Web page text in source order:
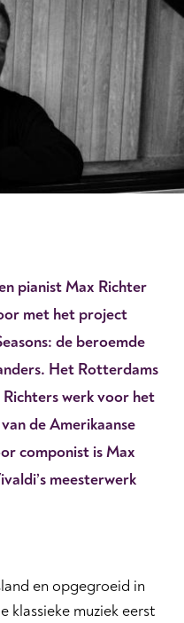
pianist Max Richter
met het project
de beroemde
Het Rotterdams
werk voor het
de Amerikaanse
componist is Max
meesterwerk
en opgegroeid in
klassieke muziek eerst